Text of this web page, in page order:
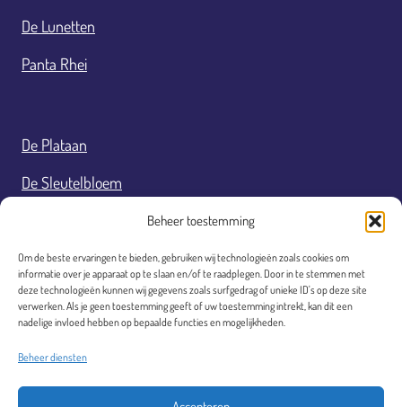
Beheer toestemming
Om de beste ervaringen te bieden, gebruiken wij technologieën zoals cookies om
informatie over je apparaat op te slaan en/of te raadplegen. Door in te stemmen met
deze technologieën kunnen wij gegevens zoals surfgedrag of unieke ID's op deze site
verwerken. Als je geen toestemming geeft of uw toestemming intrekt, kan dit een
nadelige invloed hebben op bepaalde functies en mogelijkheden.
Beheer diensten
De Lunetten
Panta Rhei
De Plataan
De Sleutelbloem
De Westbroek
De Wilgeroos
Fourteens